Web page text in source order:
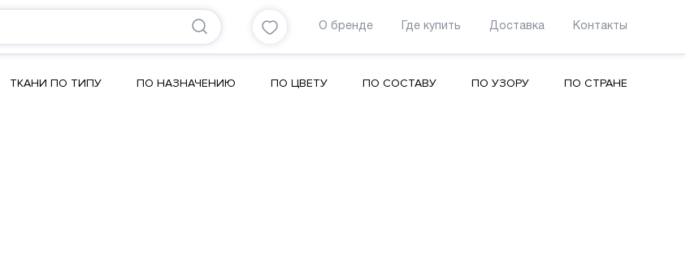
О бренде Где купить Доставка Контакты
ТКАНИ ПО ТИПУ ПО НАЗНАЧЕНИЮ ПО ЦВЕТУ ПО СОСТАВУ ПО УЗОРУ ПО СТРАНЕ